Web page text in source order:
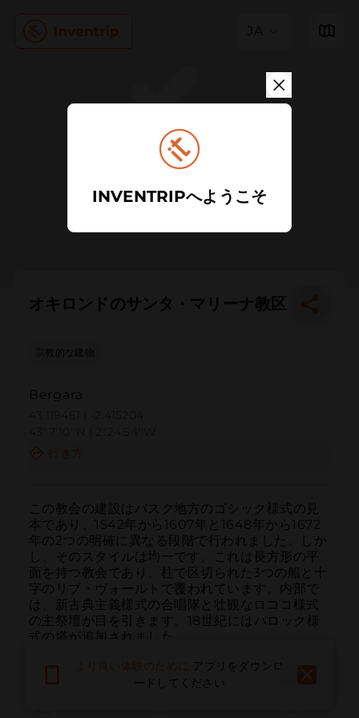
JA
オキロンドのサンタ・マリーナ教区
Bergara
この教会の建設はバスク地方のゴシック様式の見
本であり、1542年から1607年と1648年から1672
年の2つの明確に異なる段階で行われました。しか
し、そのスタイルは均一です。これは長方形の平
面を持つ教会であり、柱で区切られた3つの船と十
字のリブ・ヴォールトで覆われています。内部で
は、新古典主義様式の合唱隊と壮観なロココ様式
の主祭壇が目を引きます。18世紀にはバロック様
式の塔が追加されました。
アプリをダウンロ
ードしてください
INVENTRIPへようこそ